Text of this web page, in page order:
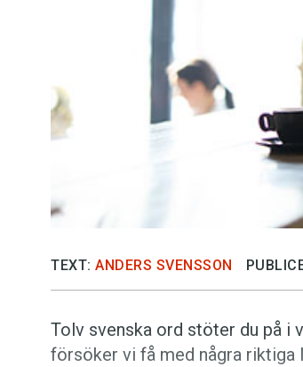
TEXT: ANDERS SVENSSON
Tolv svenska ord stöter du på i
försöker vi få med några riktiga